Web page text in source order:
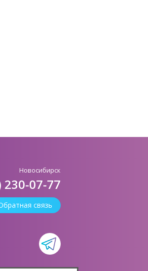
Новосибирск
230-07-77
связь